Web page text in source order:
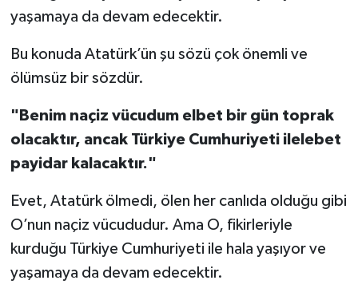
yaşamaya da devam edecektir.
Bu konuda Atatürk’ün şu sözü çok önemli ve
ölümsüz bir sözdür.
"Benim naçiz vücudum elbet bir gün toprak
olacaktır, ancak Türkiye Cumhuriyeti ilelebet
payidar kalacaktır."
Evet, Atatürk ölmedi, ölen her canlıda olduğu gibi
O’nun naçiz vücududur. Ama O, fikirleriyle
kurduğu Türkiye Cumhuriyeti ile hala yaşıyor ve
yaşamaya da devam edecektir.